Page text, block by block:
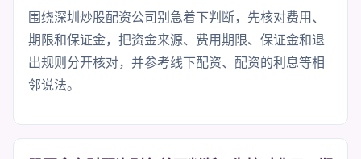
围绕深圳炒股配资公司别急着下判断，先核对费用、
期限和保证金，把资金来源、费用期限、保证金和退
出规则分开核对，并参考线下配资、配资的利息等相
邻说法。